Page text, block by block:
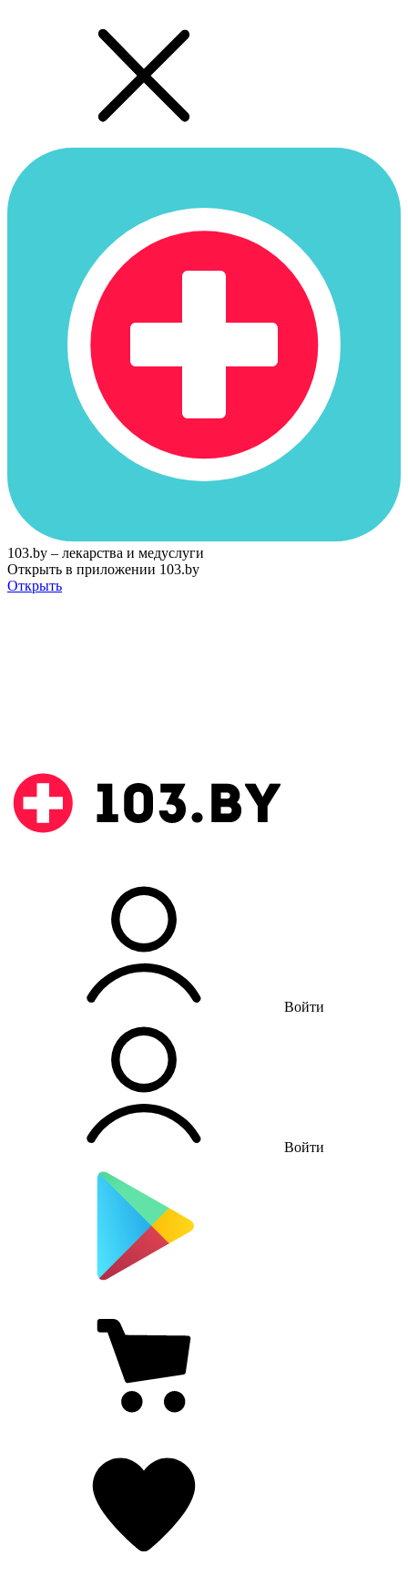
103.by – лекарства и медуслуги
Открыть в приложении 103.by
Открыть
Войти
Войти